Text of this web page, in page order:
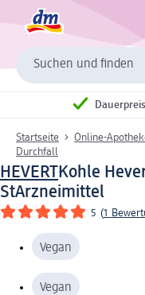
Suchen und finden
Startseite Online-
Durchfall
HEVERTKohle
StArzneimittel
5 (1
Vegan
Vegan